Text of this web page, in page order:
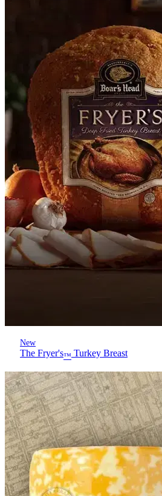
New
The Fryer's™ Turkey Breast